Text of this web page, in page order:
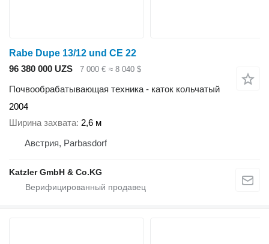
Rabe Dupe 13/12 und CE 22
96 380 000 UZS
7 000 € ≈ 8 040 $
Почвообрабатывающая техника - каток кольчатый
2004
Ширина захвата 2,6 м
Австрия, Parbasdorf
Katzler GmbH & Co.KG